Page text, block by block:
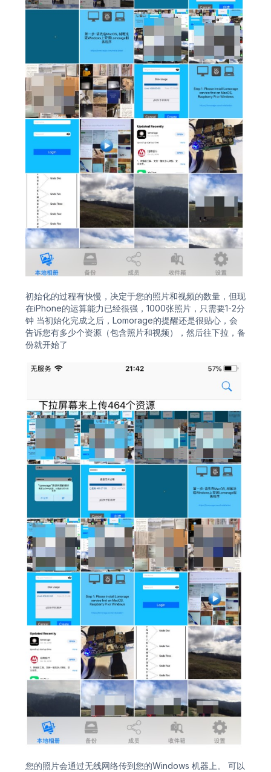
初始化的过程有快慢，决定于您的照片和视频的数量，但现
在iPhone的运算能力已经很强，1000张照片，只需要1-2分
钟 当初始化完成之后，Lomorage的提醒还是很贴心，会
告诉您有多少个资源（包含照片和视频），然后往下拉，备
份就开始了
您的照片会通过无线网络传到您的Windows 机器上。 可以